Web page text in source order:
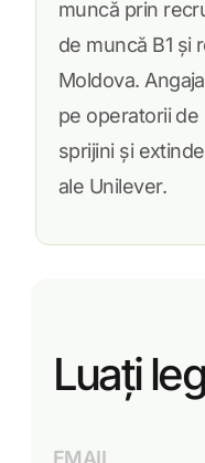
muncă prin
de muncă B1 și
Moldova.
pe operatorii
sprijini și
ale Unilever.
Luați
EMAIL